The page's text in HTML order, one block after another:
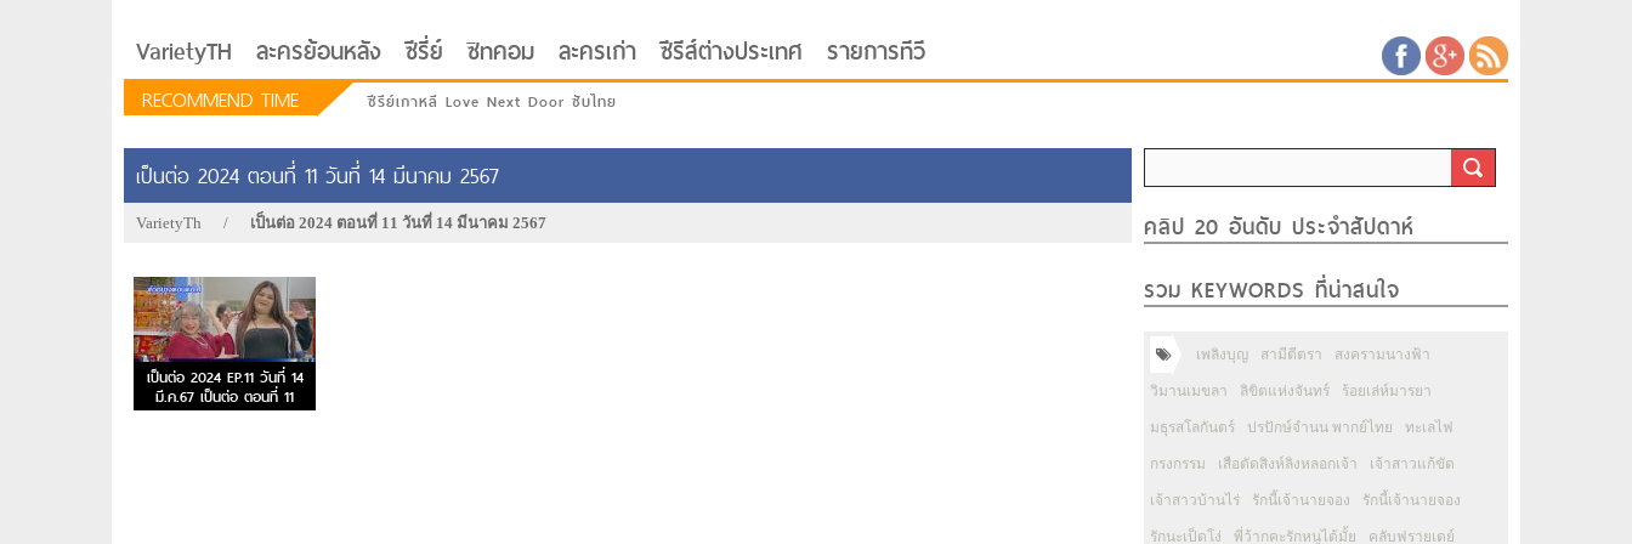
VarietyTH ละครย้อนหลัง ซีรี่ย์ ซิทคอม ละครเก่า ซีรีส์ต่างประเทศ รายการทีวี
RECOMMEND TIME ซีรีย์เกาหลี Love Next Door ซับไทย
เป็นต่อ 2024 ตอนที่ 11 วันที่ 14 มีนาคม 2567
VarietyTh / เป็นต่อ 2024 ตอนที่ 11 วันที่ 14 มีนาคม 2567
เป็นต่อ 2024 EP.11 วันที่ 14
มี.ค.67 เป็นต่อ ตอนที่ 11
คลิป 20 อันดับ ประจำสัปดาห์
รวม KEYWORDS ที่น่าสนใจ
เพลิงบุญ สามีตีตรา สงครามนางฟ้า
วิมานเมขลา ลิขิตแห่งจันทร์ ร้อยเล่ห์มารยา
มธุรสโลกันตร์ ปรปักษ์จำนน พากย์ไทย ทะเลไฟ
กรงกรรม เสือตัดสิงห์ลิงหลอกเจ้า เจ้าสาวแก้ขัด
เจ้าสาวบ้านไร่ รักนี้เจ้านายจอง รักนี้เจ้านายจอง
รักนะเป็ดโง่ พี่ว้ากคะรักหนูได้มั้ย คลับฟรายเดย์